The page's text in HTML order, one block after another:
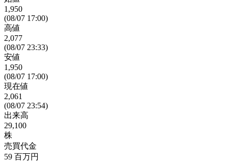
1,950
(08/07 17:00)
高値
2,077
(08/07 23:33)
安値
1,950
(08/07 17:00)
現在値
2,061
(08/07 23:54)
出来高
29,100
株
売買代金
59 百万円